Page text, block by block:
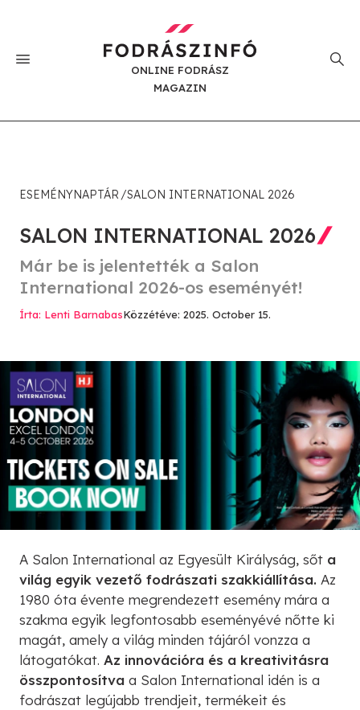
ONLINE FODRÁSZ
MAGAZIN
ESEMÉNYNAPTÁR SALON INTERNATIONAL 2026
SALON INTERNATIONAL 2026
Már be is jelentették a Salon
International 2026-os eseményét!
Írta: Lenti BarnabasKözzétéve: 2025. October 15.
A Salon International az Egyesült Királyság, sőt a
világ egyik vezető fodrászati szakkiállítása. Az
1980 óta évente megrendezett esemény mára a
szakma egyik legfontosabb eseményévé nőtte ki
magát, amely a világ minden tájáról vonzza a
látogatókat. Az innovációra és a kreativitásra
összpontosítva a Salon International idén is a
fodrászat legújabb trendjeit, termékeit és